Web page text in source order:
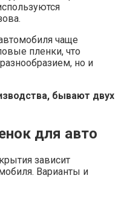
чаще
пленки, что
но и
бывают двух
для авто
зависит
Варианты и